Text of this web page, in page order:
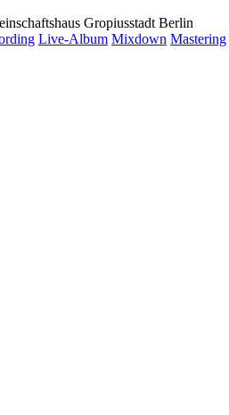
Gropiusstadt Berlin
Live-Album Mixdown Mastering